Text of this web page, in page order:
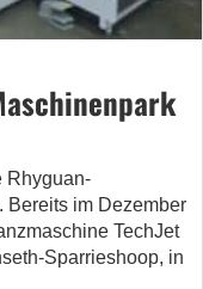
Rhyguan-
Bereits im Dezember
TechJet
Sparrieshoop, in